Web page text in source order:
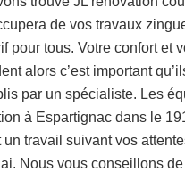
de vos travaux
pour tous. Votre confort et
alors c’est important
par un spécialiste. Les
à Espartignac dans le
un travail suivant vos
Nous vous conseillons